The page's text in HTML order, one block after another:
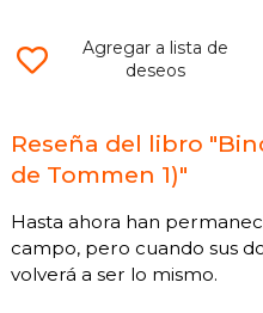
Agregar a lista de
deseos
Reseña del libro
de Tommen 1)"
Hasta ahora han
campo, pero cuando sus
volverá a ser lo mismo.